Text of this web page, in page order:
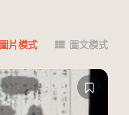
圖片模式 圖文模式